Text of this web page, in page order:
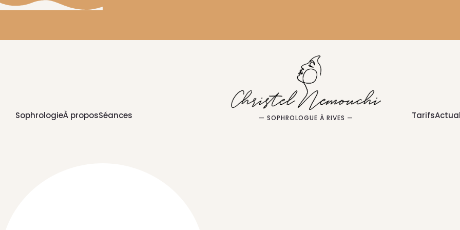
SophrologieÀ proposSéances — SOPHROLOGUE À RIVES — Tarifs